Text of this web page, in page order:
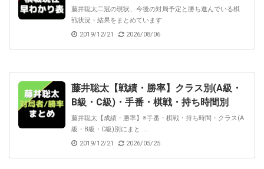
藤井聡太二冠の現状、今後の対局予定と勝ち進んでいる棋
戦状況・結果をまとめています
2019/12/21
2026/08/06
藤井聡太【戦績・勝率】クラス別(A級・
B級・C級)・手番・棋戦・持ち時間別
藤井聡太【成績・勝率】※手番・棋戦・持ち時間・クラス(A
級・B級・C級)別にまと ...
2019/12/21
2026/05/25